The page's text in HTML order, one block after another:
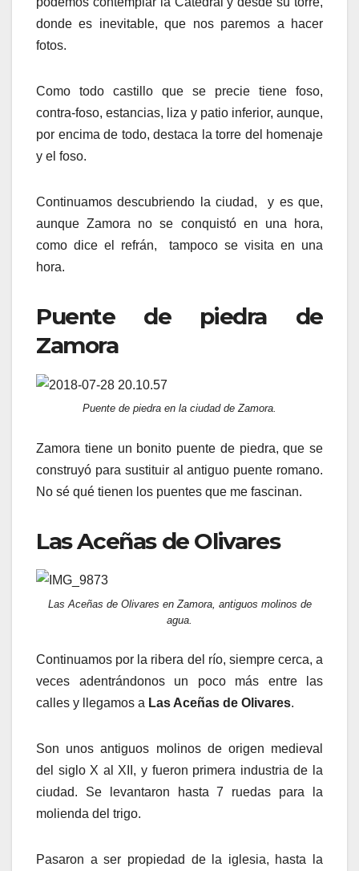
donde es inevitable, que nos paremos a hacer
fotos.
Como todo castillo que se precie tiene foso,
contra-foso, estancias, liza y patio inferior, aunque,
por encima de todo, destaca la torre del homenaje
y el foso.
Continuamos descubriendo la ciudad, y es que,
aunque Zamora no se conquistó en una hora,
como dice el refrán, tampoco se visita en una
hora.
Puente de piedra de
Zamora
Puente de piedra en la ciudad de Zamora.
Zamora tiene un bonito puente de piedra, que se
construyó para sustituir al antiguo puente romano.
No sé qué tienen los puentes que me fascinan.
Las Aceñas de Olivares
Las Aceñas de Olivares en Zamora, antiguos molinos de
agua.
Continuamos por la ribera del río, siempre cerca, a
veces adentrándonos un poco más entre las
calles y llegamos a Las Aceñas de Olivares.
Son unos antiguos molinos de origen medieval
del siglo X al XII, y fueron primera industria de la
ciudad. Se levantaron hasta 7 ruedas para la
molienda del trigo.
Pasaron a ser propiedad de la iglesia, hasta la